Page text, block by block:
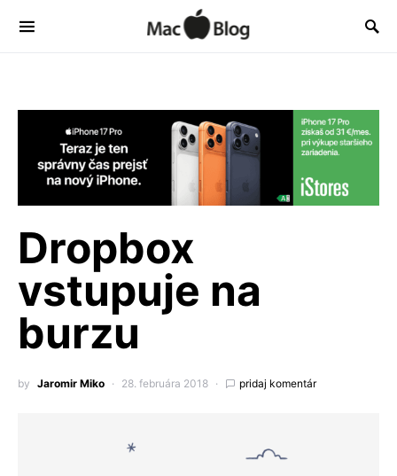
Dropbox
vstupuje na
burzu
by Jaromir Miko 28. februára 2018 pridaj komentár